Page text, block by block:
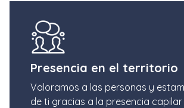
Presencia en el territorio
Valoramos a las personas y
de ti gracias a la presencia capilar